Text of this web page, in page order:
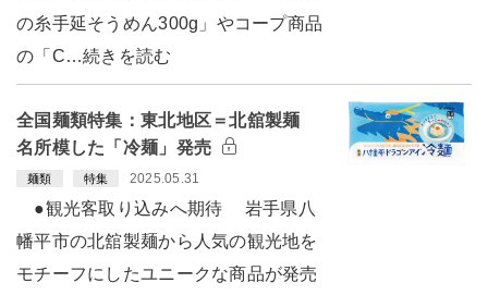
の糸手延そうめん300g」やコープ商品
の「C…続きを読む
全国麺類特集：東北地区＝北舘製麺
名所模した「冷麺」発売
麺類 特集 2025.05.31
●観光客取り込みへ期待 岩手県八
幡平市の北舘製麺から人気の観光地を
モチーフにしたユニークな商品が発売